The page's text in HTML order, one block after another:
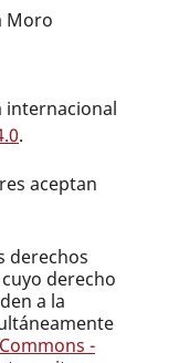
Moro
internacional
.
aceptan
derechos
derecho
a la
-